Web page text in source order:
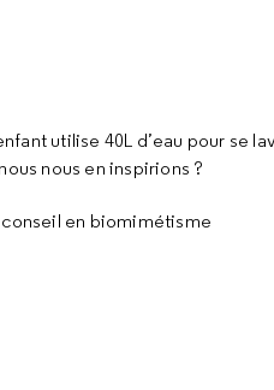
utilise 40L d’eau pour se
nous en inspirions ?
en biomimétisme